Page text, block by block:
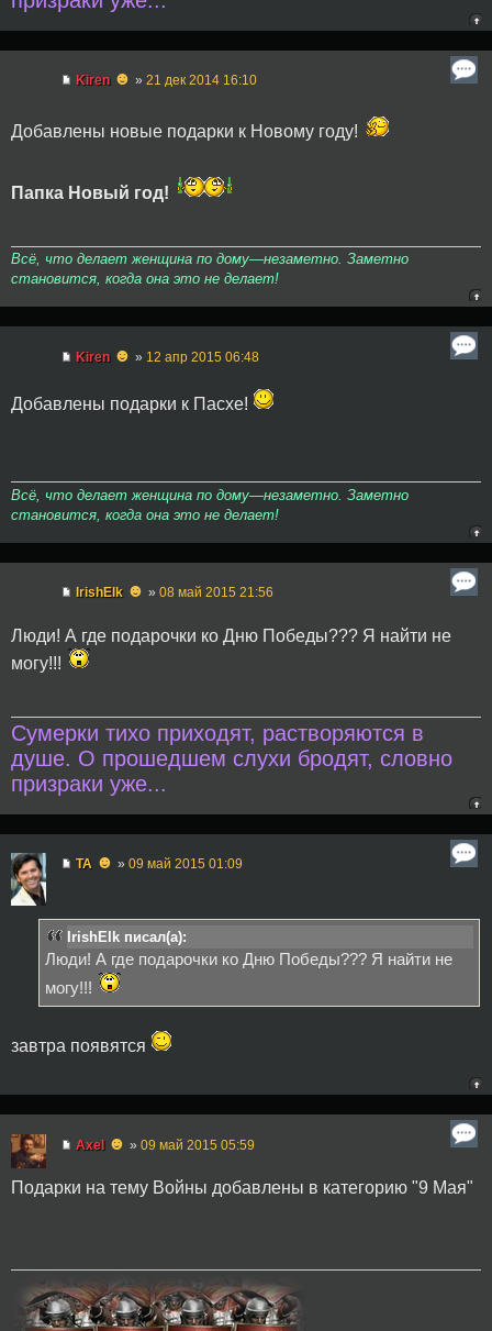
Kiren ☻ » 21 дек 2014 16:10
Добавлены новые подарки к Новому году!
Папка Новый год!
Всё, что делает женщина по дому—незаметно. Заметно
становится, когда она это не делает!
Kiren ☻ » 12 апр 2015 06:48
Добавлены подарки к Пасхе!
Всё, что делает женщина по дому—незаметно. Заметно
становится, когда она это не делает!
IrishElk ☻ » 08 май 2015 21:56
Люди! А где подарочки ко Дню Победы??? Я найти не
могу!!!
Сумерки тихо приходят, растворяются в
душе. О прошедшем слухи бродят, словно
призраки уже...
TA ☻ » 09 май 2015 01:09
IrishElk писал(а):
Люди! А где подарочки ко Дню Победы??? Я найти не
могу!!!
завтра появятся
Axel ☻ » 09 май 2015 05:59
Подарки на тему Войны добавлены в категорию "9 Мая"